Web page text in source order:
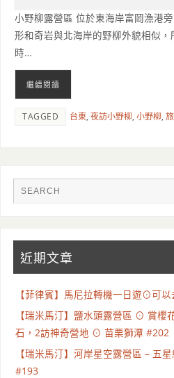
小野柳露營區 位於東海岸富岡漁港
形和奇岩與北海岸的野柳外貌相似
時…
繼續閱讀
TAGGED 台東,夜訪小野柳,小野柳,
近期文章
【菲律賓】馬尼拉轉機一日遊⊙可以
【瑞米馬汀】鹽水頭露營區 ⊙ 賞櫻
石，2訪神奇營地 ⊙ 苗栗獅潭 #202
【瑞米馬汀】河岸星空露營區 – 五
#193